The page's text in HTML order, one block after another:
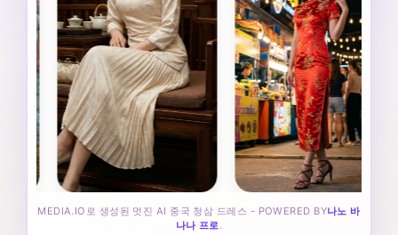
MEDIA.IO로 생성된 멋진 AI 중국 청삼 드레스 - POWERED BY나노 바
나나 프로.